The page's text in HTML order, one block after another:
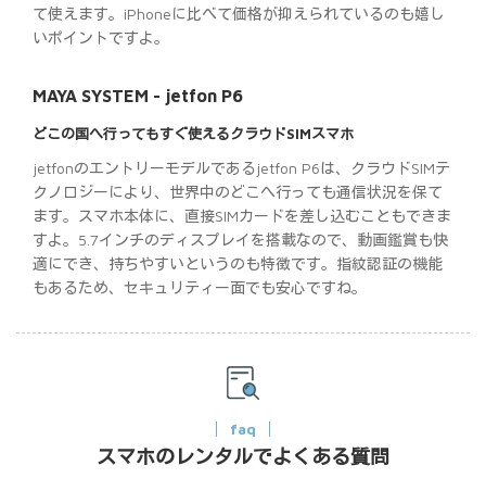
て使えます。iPhoneに比べて価格が抑えられているのも嬉し
いポイントですよ。
MAYA SYSTEM - jetfon P6
どこの国へ行ってもすぐ使えるクラウドSIMスマホ
jetfonのエントリーモデルであるjetfon P6は、クラウドSIMテ
クノロジーにより、世界中のどこへ行っても通信状況を保て
ます。スマホ本体に、直接SIMカードを差し込むこともできま
すよ。5.7インチのディスプレイを搭載なので、動画鑑賞も快
適にでき、持ちやすいというのも特徴です。指紋認証の機能
もあるため、セキュリティー面でも安心ですね。
faq
スマホのレンタルでよくある質問